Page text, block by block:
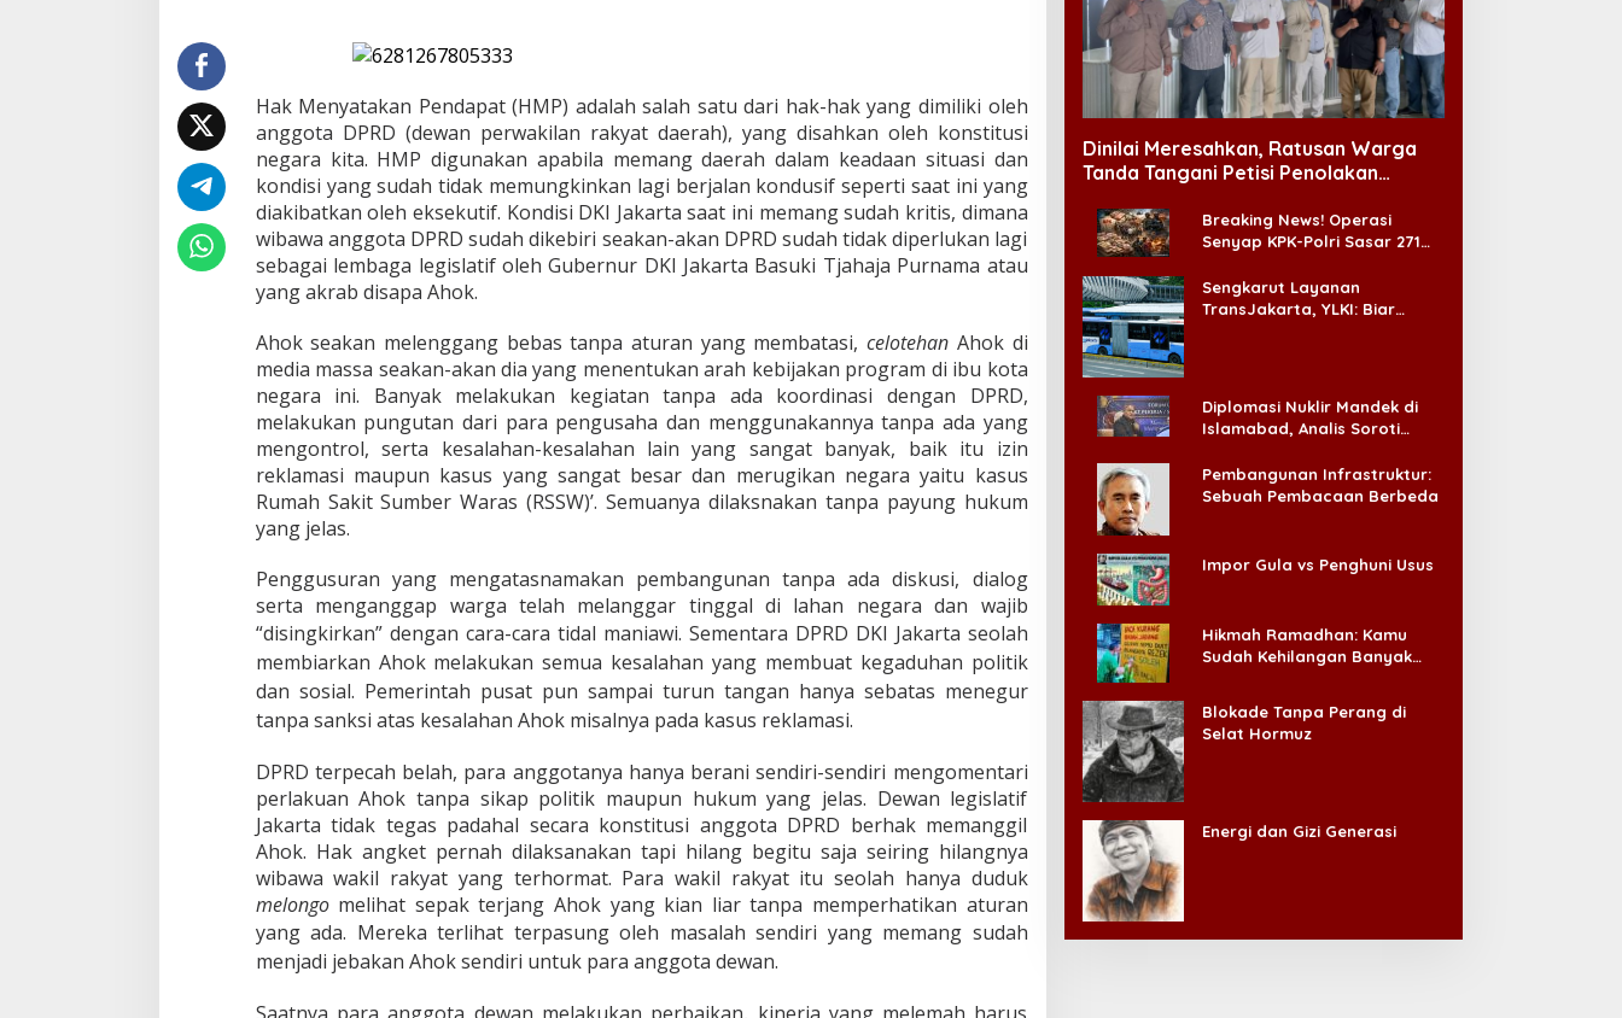
e
l
a
h
,
e
m
a
n
P
R
D
D
K
Hak Menyatakan Pendapat (HMP) adalah salah satu dari hak-hak yang dimiliki oleh
anggota DPRD (dewan perwakilan rakyat daerah), yang disahkan oleh konstitusi
negara kita. HMP digunakan apabila memang daerah dalam keadaan situasi dan
kondisi yang sudah tidak memungkinkan lagi berjalan kondusif seperti saat ini yang
diakibatkan oleh eksekutif. Kondisi DKI Jakarta saat ini memang sudah kritis, dimana
wibawa anggota DPRD sudah dikebiri seakan-akan DPRD sudah tidak diperlukan lagi
sebagai lembaga legislatif oleh Gubernur DKI Jakarta Basuki Tjahaja Purnama atau
yang akrab disapa Ahok.
Ahok seakan melenggang bebas tanpa aturan yang membatasi,celotehan Ahok di
media massa seakan-akan dia yang menentukan arah kebijakan program di ibu kota
negara ini. Banyak melakukan kegiatan tanpa ada koordinasi dengan DPRD,
melakukan pungutan dari para pengusaha dan menggunakannya tanpa ada yang
mengontrol, serta kesalahan-kesalahan lain yang sangat banyak, baik itu izin
reklamasi maupun kasus yang sangat besar dan merugikan negara yaitu kasus
Rumah Sakit Sumber Waras (RSSW)’. Semuanya dilaksnakan tanpa payung hukum
yang jelas.
Penggusuran yang mengatasnamakan pembangunan tanpa ada diskusi, dialog
serta menganggap warga telah melanggar tinggal di lahan negara dan wajib
“disingkirkan”dengan cara-cara tidal maniawi. Sementara DPRD DKI Jakarta seolah
membiarkan Ahok melakukan semua kesalahan yang membuat kegaduhan politik
dan sosial. Pemerintah pusat pun sampai turun tangan hanya sebatas menegur
tanpa sanksi atas kesalahan Ahok misalnya pada kasus reklamasi.
DPRD terpecah belah, para anggotanya hanya berani sendiri-sendiri mengomentari
perlakuan Ahok tanpa sikap politik maupun hukum yang jelas. Dewan legislatif
Jakarta tidak tegas padahal secara konstitusi anggota DPRD berhak memanggil
Ahok. Hak angket pernah dilaksanakan tapi hilang begitu saja seiring hilangnya
wibawa wakil rakyat yang terhormat. Para wakil rakyat itu seolah hanya duduk
melongomelihat sepak terjang Ahok yang kian liar tanpa memperhatikan aturan
yang ada. Mereka terlihat terpasung oleh masalah sendiri yang memang sudah
menjadi jebakan Ahok sendiri untuk para anggota dewan.
Dinilai Meresahkan, Ratusan Warga
Tanda Tangani Petisi Penolakan
Breaking News! Operasi
Senyap KPK-Polri Sasar 271
Ada ‘Badai Pemeriksaan’
Sengkarut Layanan
TransJakarta, YLKI: Biar
Diplomasi Nuklir Mandek di
Islamabad, Analis Soroti
Pembangunan Infrastruktur:
Sebuah Pembacaan Berbeda
Impor Gula vs Penghuni Usus
Hikmah Ramadhan: Kamu
Sudah Kehilangan Banyak
Blokade Tanpa Perang di
Selat Hormuz
Energi dan Gizi Generasi